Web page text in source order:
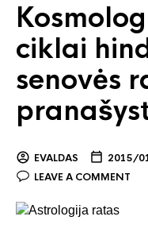
ciklai
senovės
EVALDAS 2015/
LEAVE A COMMENT